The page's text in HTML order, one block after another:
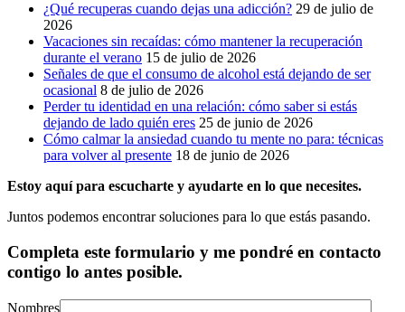
¿Qué recuperas cuando dejas una adicción? 29 de julio de
2026
Vacaciones sin recaídas: cómo mantener la recuperación
durante el verano 15 de julio de 2026
Señales de que el consumo de alcohol está dejando de ser
ocasional 8 de julio de 2026
Perder tu identidad en una relación: cómo saber si estás
dejando de lado quién eres 25 de junio de 2026
Cómo calmar la ansiedad cuando tu mente no para: técnicas
para volver al presente 18 de junio de 2026
Estoy aquí para escucharte y ayudarte en lo que necesites.
Juntos podemos encontrar soluciones para lo que estás pasando.
Completa este formulario y me pondré en contacto
contigo lo antes posible.
Nombres